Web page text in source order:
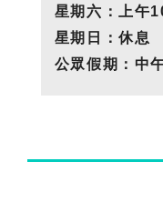
星期六：上午
星期日：休息
公眾假期：中